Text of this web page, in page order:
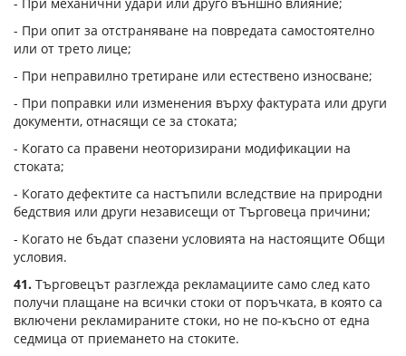
- При опит за отстраняване на повредата самостоятелно
или от трето лице;
- При неправилно третиране или естествено износване;
- При поправки или изменения върху фактурата или други
документи, отнасящи се за стоката;
- Когато са правени неоторизирани модификации на
стоката;
- Когато дефектите са настъпили вследствие на природни
бедствия или други независещи от Търговеца причини;
- Когато не бъдат спазени условията на настоящите Общи
условия.
41. Търговецът разглежда рекламациите само след като
получи плащане на всички стоки от поръчката, в която са
включени рекламираните стоки, но не по-късно от една
седмица от приемането на стоките.